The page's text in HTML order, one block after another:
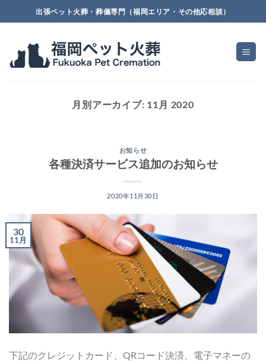
to
出張ペット火葬・葬儀専門（福岡エリア・その他応相談）
月別アーカイブ: 11月 2020
お知らせ
各種決済サービス追加のお知らせ
2020年11月30日
30
11月
下記のクレジットカード、QRコード決済、電子マネーの